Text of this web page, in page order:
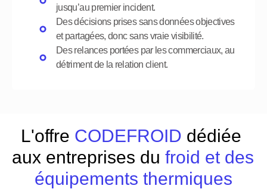
jusqu’au premier incident.
Des décisions prises sans données objectives
et partagées, donc sans vraie visibilité.
Des relances portées par les commerciaux, au
détriment de la relation client.
L'offre CODEFROID dédiée
aux entreprises du froid et des
équipements thermiques